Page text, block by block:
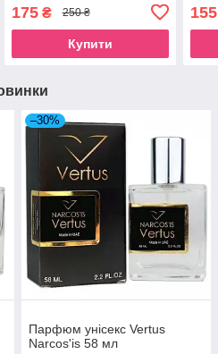
175₴ 250 ₴
Купити
155
–30%
Парфюм унісекс Vertus
Narcos'is 58 мл